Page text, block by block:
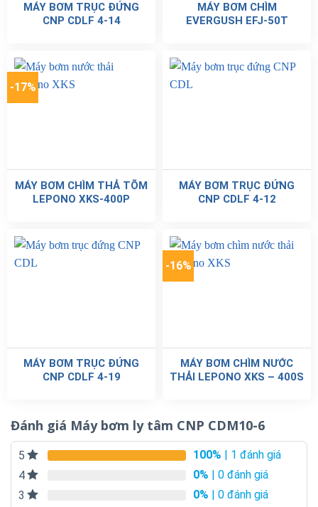
MÁY BƠM TRỤC ĐỨNG
CNP CDLF 4-14
MÁY BƠM CHÌM
EVERGUSH EFJ-50T
-17%
MÁY BƠM CHÌM THẢ TÕM
LEPONO XKS-400P
MÁY BƠM TRỤC ĐỨNG
CNP CDLF 4-12
MÁY BƠM TRỤC ĐỨNG
CNP CDLF 4-19
-16%
MÁY BƠM CHÌM NƯỚC
THẢI LEPONO XKS – 400S
Đánh giá Máy bơm ly tâm CNP CDM10-6
5 100% | 1 đánh giá
4
0% | 0 đánh giá
3
0% | 0 đánh giá